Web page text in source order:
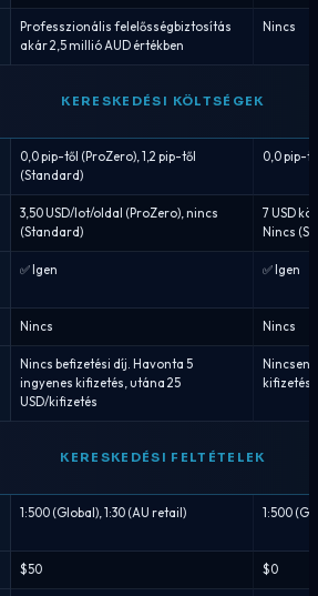
Professzionális felelősségbiztosítás
akár 2,5 millió AUD értékben
Nincs
KERESKEDÉSI KÖLTSÉGEK
0,0 pip-től (ProZero), 1,2 pip-től
(Standard)
0,0 pip-
3,50 USD/lot/oldal (ProZero), nincs
(Standard)
7 USD
Nincs
✅ Igen ✅ Igen
Nincs Nincs
Nincs befizetési díj. Havonta 5
ingyenes kifizetés, utána 25
USD/kifizetés
kifizetési
KERESKEDÉSI FELTÉTELEK
1:500 (Global), 1:30 (AU retail) 1:500
$50 $0